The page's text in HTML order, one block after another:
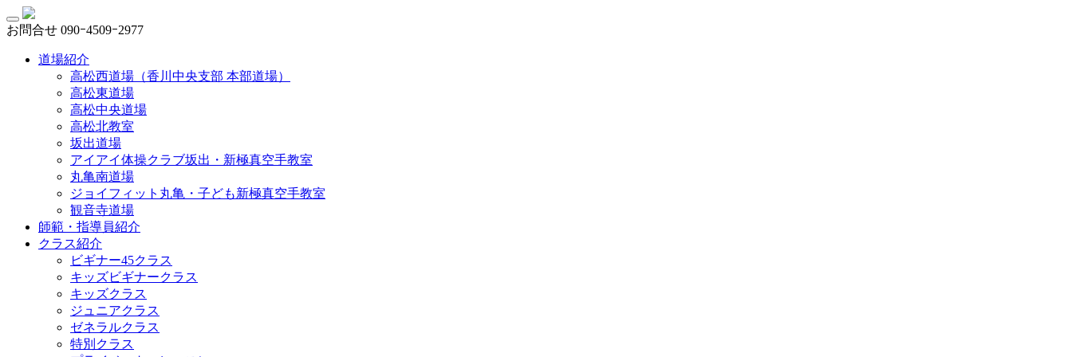
お問合せ 090ｰ4509ｰ2977
道場紹介
高松西道場（香川中央支部 本部道場）
高松東道場
高松中央道場
高松北教室
坂出道場
アイアイ体操クラブ坂出・新極真空手教室
丸亀南道場
ジョイフィット丸亀・子ども新極真空手教室
観音寺道場
師範・指導員紹介
クラス紹介
ビギナー45クラス
キッズビギナークラス
キッズクラス
ジュニアクラス
ゼネラルクラス
特別クラス